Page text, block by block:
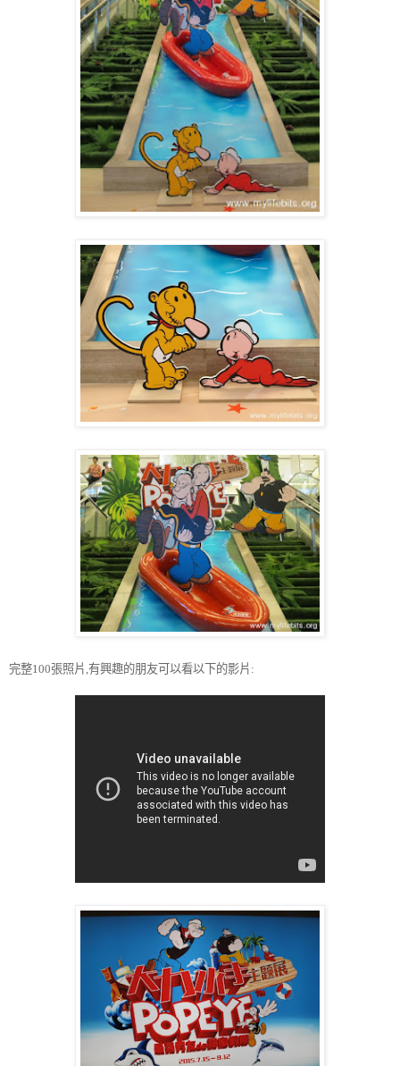
完整100張照片 ,有興趣的朋友可以看以下的影片 :